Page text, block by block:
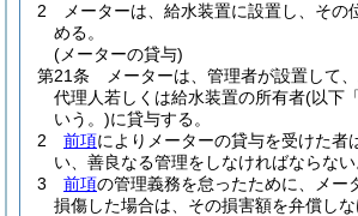
2
メーターは、給水装置に設置し、その
める。
(メーターの貸与)
第21条
メーターは、管理者が設置して
代理人若しくは給水装置の所有者(以下
いう。)に貸与する。
2
前項によりメーターの貸与を受けた者
い、善良なる管理をしなければならない
3
前項の管理義務を怠ったために、メー
損傷した場合は、その損害額を弁償しな